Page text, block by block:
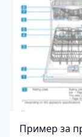
Пример за